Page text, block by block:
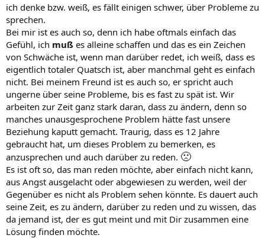
ich denke bzw. weiß, es fällt einigen schwer, über Probleme zu
sprechen.
Bei mir ist es auch so, denn ich habe oftmals einfach das
Gefühl, ich muß es alleine schaffen und das es ein Zeichen
von Schwäche ist, wenn man darüber redet, ich weiß, dass es
eigentlich totaler Quatsch ist, aber manchmal geht es einfach
nicht. Bei meinem Freund ist es auch so, er spricht auch
ungerne über seine Probleme, bis es fast zu spät ist. Wir
arbeiten zur Zeit ganz stark daran, dass zu ändern, denn so
manches unausgesprochene Problem hätte fast unsere
Beziehung kaputt gemacht. Traurig, dass es 12 Jahre
gebraucht hat, um dieses Problem zu bemerken, es
anzusprechen und auch darüber zu reden. 🙁
Es ist oft so, das man reden möchte, aber einfach nicht kann,
aus Angst ausgelacht oder abgewiesen zu werden, weil der
Gegenüber es nicht als Problem sehen könnte. Es dauert auch
seine Zeit, es zu ändern, darüber zu reden und zu wissen, das
da jemand ist, der es gut meint und mit Dir zusammen eine
Lösung finden möchte.